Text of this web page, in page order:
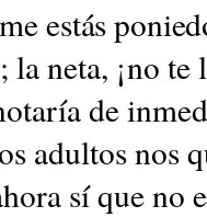
estás
la neta, ¡no
de
adultos nos
sí que no